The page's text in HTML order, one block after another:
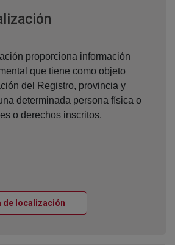
proporciona información
que tiene como objeto
del Registro, provincia y
determinada persona física o
o derechos inscritos.
de localización